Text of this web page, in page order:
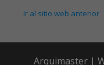
Ir al sitio web anterior
Arquimaster |